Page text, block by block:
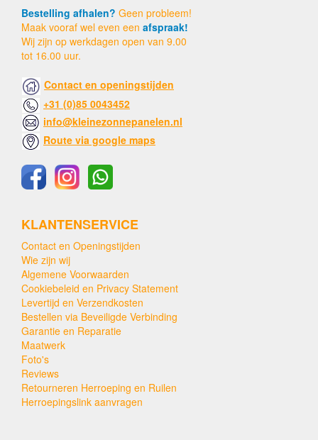
Bestelling afhalen? Geen probleem!
Maak vooraf wel even een afspraak!
Wij zijn op werkdagen open van 9.00
tot 16.00 uur.
Contact en openingstijden
+31 (0)85 0043452
info@kleinezonnepanelen.nl
Route via google maps
KLANTENSERVICE
Contact en Openingstijden
Wie zijn wij
Algemene Voorwaarden
Cookiebeleid en Privacy Statement
Levertijd en Verzendkosten
Bestellen via Beveiligde Verbinding
Garantie en Reparatie
Maatwerk
Foto's
Reviews
Retourneren Herroeping en Ruilen
Herroepingslink aanvragen